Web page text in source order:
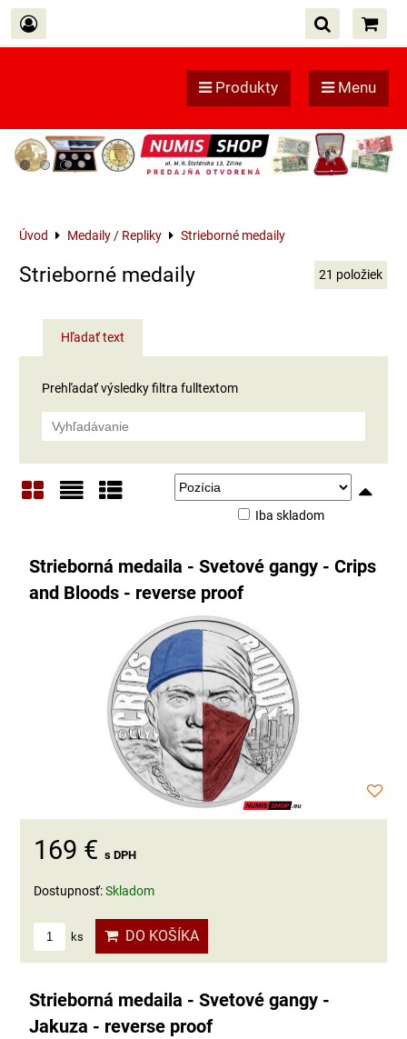
Produkty Menu
Úvod Medaily / Repliky Strieborné medaily
Strieborné medaily 21 položiek
Hľadať text
Prehľadať výsledky filtra fulltextom
Iba skladom
Strieborná medaila - Svetové gangy - Crips
and Bloods - reverse proof
169 € s DPH
Dostupnosť:Skladom
ks DO KOŠÍKA
Strieborná medaila - Svetové gangy -
Jakuza - reverse proof